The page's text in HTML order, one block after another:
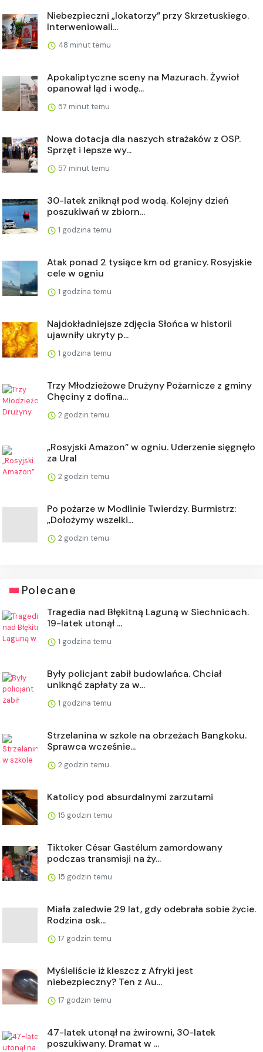
Niebezpieczni „lokatorzy” przy Skrzetuskiego.
Interweniowali...
48 minut temu
Apokaliptyczne sceny na Mazurach. Żywioł
opanował ląd i wodę...
57 minut temu
Nowa dotacja dla naszych strażaków z OSP.
Sprzęt i lepsze wy...
57 minut temu
30-latek zniknął pod wodą. Kolejny dzień
poszukiwań w zbiorn...
1 godzina temu
Atak ponad 2 tysiące km od granicy. Rosyjskie
cele w ogniu
1 godzina temu
Najdokładniejsze zdjęcia Słońca w historii
ujawniły ukryty p...
1 godzina temu
Trzy Młodzieżowe Drużyny Pożarnicze z gminy
Chęciny z dofina...
2 godzin temu
„Rosyjski Amazon” w ogniu. Uderzenie sięgnęło
za Ural
2 godzin temu
Po pożarze w Modlinie Twierdzy. Burmistrz:
„Dołożymy wszelki...
2 godzin temu
Polecane
Tragedia nad Błękitną Laguną w Siechnicach.
19-latek utonął ...
1 godzina temu
Były policjant zabił budowlańca. Chciał
uniknąć zapłaty za w...
1 godzina temu
Strzelanina w szkole na obrzeżach Bangkoku.
Sprawca wcześnie...
2 godzin temu
Katolicy pod absurdalnymi zarzutami
15 godzin temu
Tiktoker César Gastélum zamordowany
podczas transmisji na ży...
15 godzin temu
Miała zaledwie 29 lat, gdy odebrała sobie życie.
Rodzina osk...
17 godzin temu
Myśleliście iż kleszcz z Afryki jest
niebezpieczny? Ten z Au...
17 godzin temu
47-latek utonął na żwirowni, 30-latek
poszukiwany. Dramat w ...